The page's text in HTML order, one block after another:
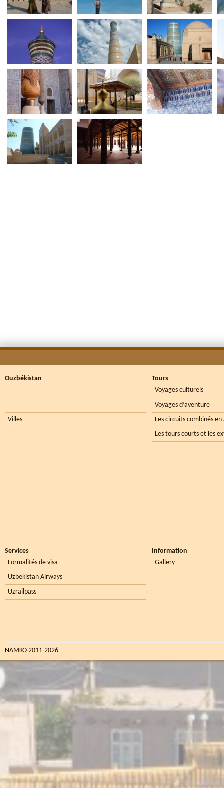
Ouzbékistan
Villes
Tours
Voyages culturels
Voyages d’aventure
Les circuits combinés
Les tours courts et les
Services
Formalités de visa
Uzbekistan Airways
Uzrailpass
Information
Gallery
NAMKO 2011-2026